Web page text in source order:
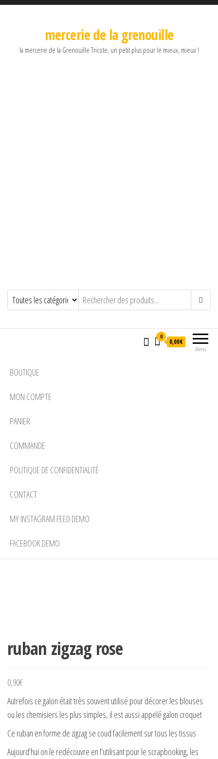
mercerie de la grenouille
la mercerie de la Grenouille Tricote, un petit plus pour le mieux, mieux !
Menu
0
0,00€
BOUTIQUE
MON COMPTE
PANIER
COMMANDE
POLITIQUE DE CONFIDENTIALITÉ
CONTACT
MY INSTAGRAM FEED DEMO
FACEBOOK DEMO
ruban zigzag rose
0,90€
Autrefois ce galon était très souvent utilisé pour décorer les blouses
ou les chemisiers les plus simples, il est aussi appelé galon croquet
Ce ruban en forme de zigzag se coud facilement sur tous les tissus
Aujourd’hui on le redécouvre en l’utilisant pour le scrapbooking, les